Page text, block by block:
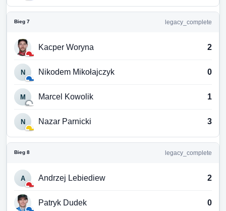
Bieg 7 legacy_complete
Kacper Woryna 2
N Nikodem Mikołajczyk 0
M Marcel Kowolik 1
N Nazar Parnicki 3
Bieg 8 legacy_complete
A Andrzej Lebiediew 2
Patryk Dudek 0